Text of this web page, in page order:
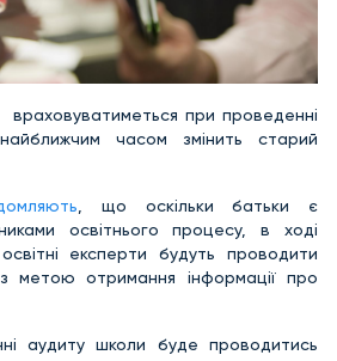
враховуватиметься при проведенні
часом змінить старий
, що оскільки батьки є
освітнього процесу, в ході
експерти будуть проводити
метою отримання інформації про
аудиту школи буде проводитись